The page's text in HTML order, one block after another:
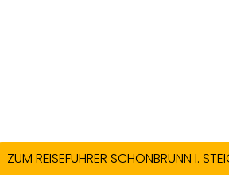
ZUM REISEFÜHRER SCHÖNBRUNN I.